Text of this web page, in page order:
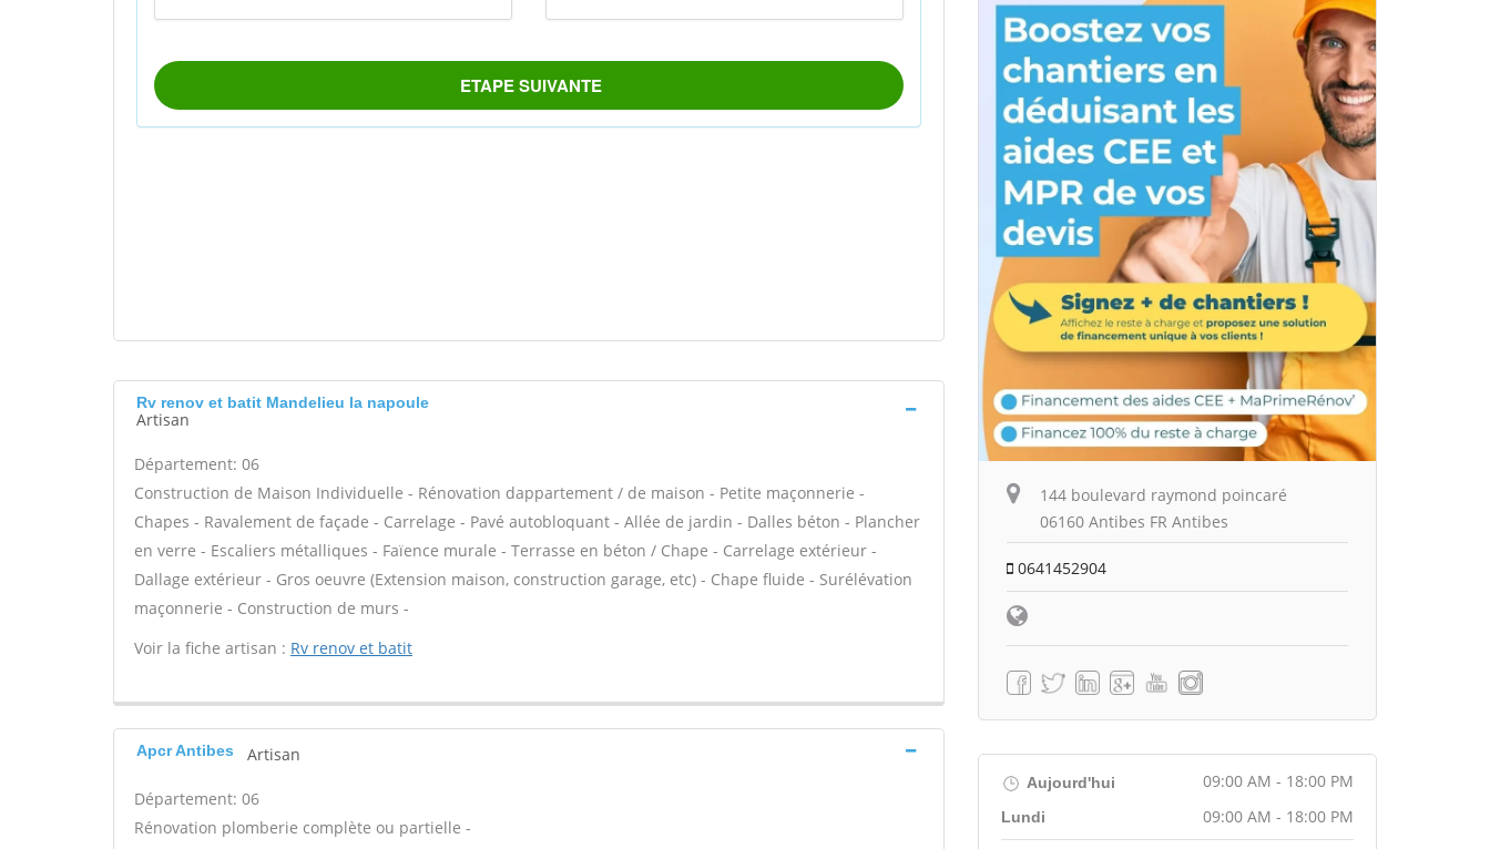
Rv renov et batit Mandelieu la napoule
Artisan
Département: 06
Construction de Maison Individuelle - Rénovation dappartement / de maison - Petite maçonnerie -
Chapes - Ravalement de façade - Carrelage - Pavé autobloquant - Allée de jardin - Dalles béton - Plancher
en verre - Escaliers métalliques - Faïence murale - Terrasse en béton / Chape - Carrelage extérieur -
Dallage extérieur - Gros oeuvre (Extension maison, construction garage, etc) - Chape fluide - Surélévation
maçonnerie - Construction de murs -
Voir la fiche artisan : Rv renov et batit
Apcr Antibes Artisan
Département: 06
Rénovation plomberie complète ou partielle -
144 boulevard raymond poincaré
06160 Antibes FR Antibes
0641452904
Aujourd'hui 09:00 AM - 18:00 PM
Lundi 09:00 AM - 18:00 PM